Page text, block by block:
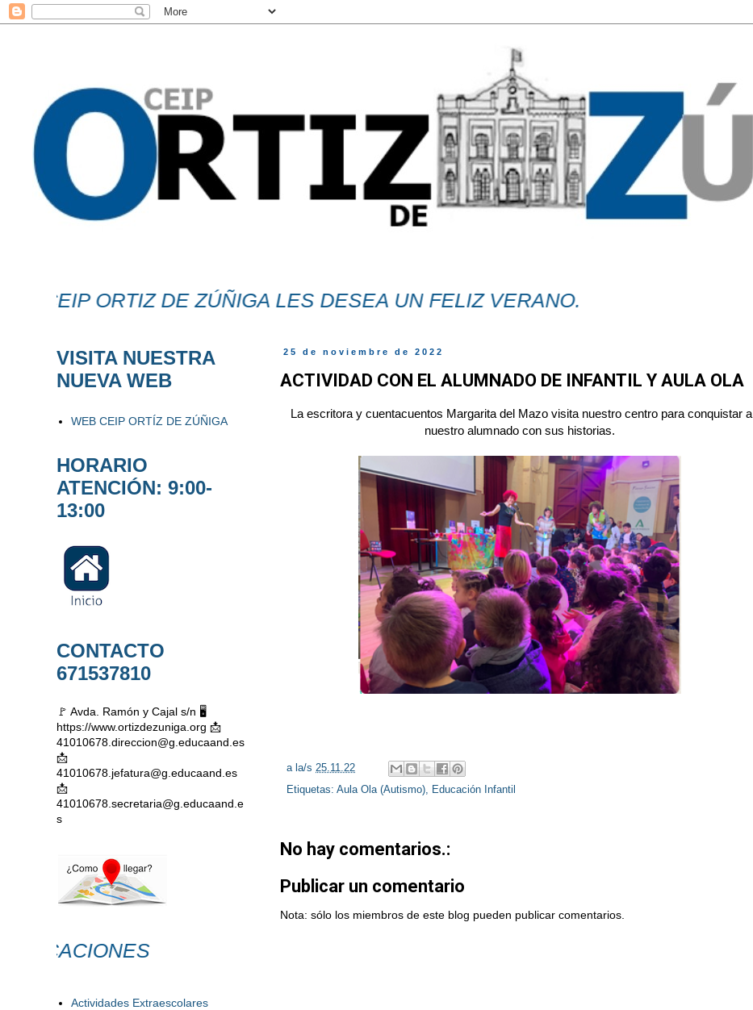
ORTIZ DE ZÚÑIGA LES DESEA UN FELIZ VERANO.
25 de noviembre de 2022
ACTIVIDAD CON EL ALUMNADO DE INFANTIL Y AULA OLA
La escritora y cuentacuentos Margarita del Mazo visita nuestro centro para conquistar a
nuestro alumnado con sus historias.
a la/s 25.11.22
Etiquetas: Aula Ola (Autismo), Educación Infantil
No hay comentarios.:
Publicar un comentario
Nota: sólo los miembros de este blog pueden publicar comentarios.
VISITA NUESTRA
NUEVA WEB
WEB CEIP ORTÍZ DE ZÚÑIGA
HORARIO
ATENCIÓN: 9:00-
13:00
CONTACTO
671537810
🚩 Avda. Ramón y Cajal s/n 🖥️
https://www.ortizdezuniga.org 📩
41010678.direccion@g.educaand.es
📩
41010678.jefatura@g.educaand.es
📩
41010678.secretaria@g.educaand.e
s
Actividades Extraescolares